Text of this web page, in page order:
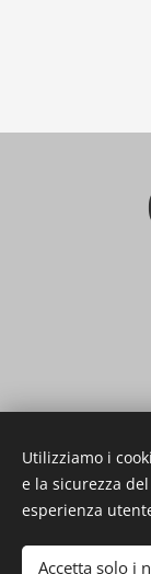
Utilizziamo i
e la sicurezza
esperienza
Accetta solo i